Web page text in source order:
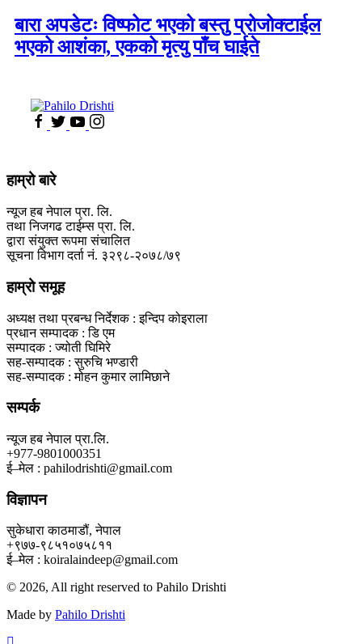
बारा अपडेटः विष्फोट भएको बस्तु प्रोजोक्टाईल
भएको आशंका, एकको मृत्यु पाँच घाईते
हाम्रो बारे
न्यूज हब नेपाल प्रा. लि.
तथा निजगढ टाईम्स प्रा. लि.
द्वारा संयुक्त रूपमा संचालित
सूचना विभाग दर्ता नं. ३२९८-२०७८/७९
हाम्रो समूह
अध्यक्ष तथा प्रबन्ध निर्देशक : इन्दिप कोइराला
प्रधान सम्पादक : डि एम
सम्पादक : ज्योती घिमिरे
सह-सम्पादक : सुरुचि भण्डारी
सह-सम्पादक : मोहन कुमार लामिछाने
सम्पर्क
न्यूज हब नेपाल प्रा.लि.
+977-9801000351
ई–मेल : pahilodrishti@gmail.com
विज्ञापन
सुकेधारा काठमाडौं, नेपाल
+९७७-९८५१०७५८११
ई–मेल : koiralaindeep@gmail.com
© 2026, All right reserved to Pahilo Drishti
Made by Pahilo Drishti